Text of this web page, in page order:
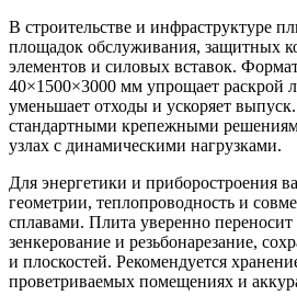
В строительстве и инфраструктуре
площадок обслуживания, защитных
элементов и силовых вставок.
40×1500×3000 мм упрощает раскрой
уменьшает отходы и ускоряет
стандартными крепежными
узлах с динамическими нагрузками.
Для энергетики и приборостроения
геометрии, теплопроводность и
сплавами. Плита уверенно переносит
зенкерование и резьбонарезание,
и плоскостей. Рекомендуется
проветриваемых помещениях и